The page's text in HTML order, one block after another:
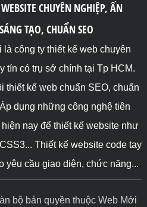
CHUYÊN NGHIỆP, ẤN
TẠO, CHUẨN SEO
là công ty thiết kế web chuyên
tín có trụ sở chính tại Tp HCM.
thiết kế web chuẩn SEO, chuẩn
dụng những công nghệ tiên
nay để thiết kế website như
Thiết kế website code tay
yêu cầu giao diện, chức năng...
bộ bản quyền thuộc Web Mới